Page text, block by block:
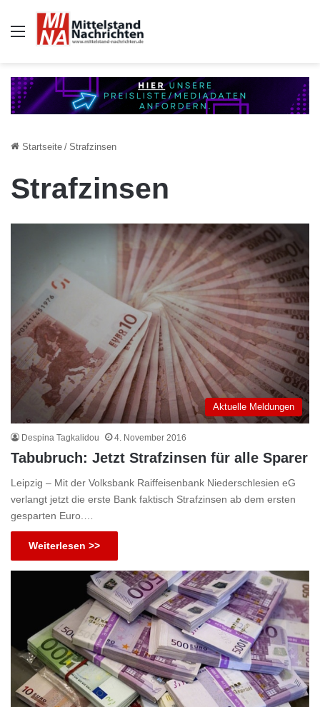
Auswahl
Startseite / Strafzinsen
Strafzinsen
Aktuelle Meldungen
Despina Tagkalidou 4. November 2016
Tabubruch: Jetzt Strafzinsen für alle Sparer
Leipzig – Mit der Volksbank Raiffeisenbank Niederschlesien eG
verlangt jetzt die erste Bank faktisch Strafzinsen ab dem ersten
gesparten Euro.…
Weiterlesen >>